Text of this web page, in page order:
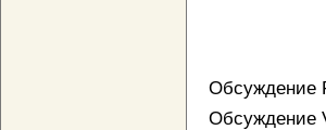
Обсуждение
Обсуждение